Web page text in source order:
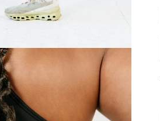
Sweatshirt - Serena